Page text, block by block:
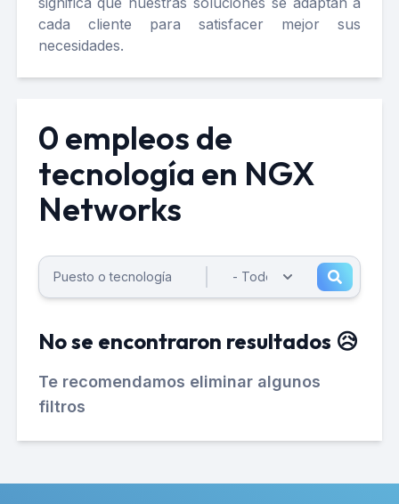
cada cliente para satisfacer mejor sus
necesidades.
0 empleos de
tecnología en NGX
Networks
No se encontraron resultados 😥
Te recomendamos eliminar algunos
filtros